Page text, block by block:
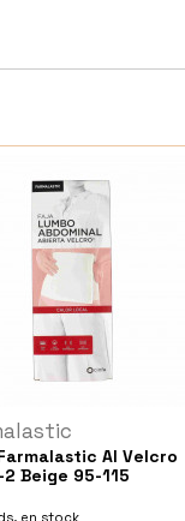
Al Velcro
Beige 95-115
en stock